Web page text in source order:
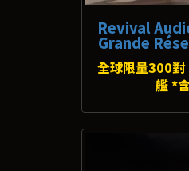
Revival
Grande
全球限量300對
艦 *